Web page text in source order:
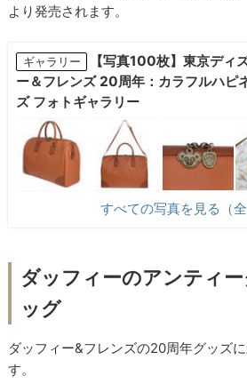
より発売されます。
ギャラリー
【写真100枚】東京ディ
ー＆フレンズ 20周年：カラフルハピ
ズ フォトギャラリー
すべての写真を見る（全
ダッフィーのアンティ
ッグ
ダッフィー&フレンズの20周年グッズ
す。